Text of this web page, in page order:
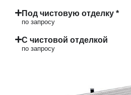
Под чистовую отделку *
по запросу
С чистовой отделкой
по запросу